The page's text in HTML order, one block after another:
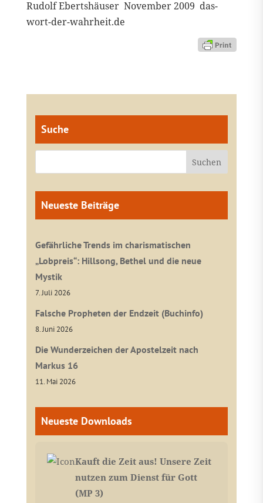
Rudolf Ebertshäuser November 2009 das-
wort-der-wahrheit.de
Suche
Neueste Beiträge
Gefährliche Trends im charismatischen
„Lobpreis“: Hillsong, Bethel und die neue
Mystik
7. Juli 2026
Falsche Propheten der Endzeit (Buchinfo)
8. Juni 2026
Die Wunderzeichen der Apostelzeit nach
Markus 16
11. Mai 2026
Neueste Downloads
Kauft die Zeit aus! Unsere Zeit
nutzen zum Dienst für Gott
(MP 3)